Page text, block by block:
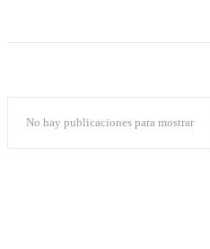
No hay publicaciones para mostrar